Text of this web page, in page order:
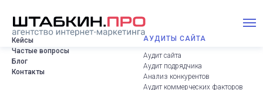
Кейсы
Частые вопросы
Блог
Контакты
АУДИТЫ САЙТА
Аудит сайта
Аудит подрядчика
Анализ конкурентов
Аудит коммерческих факторов